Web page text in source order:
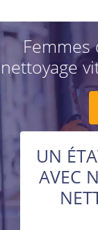
Femmes
nettoyage
UN
AVEC